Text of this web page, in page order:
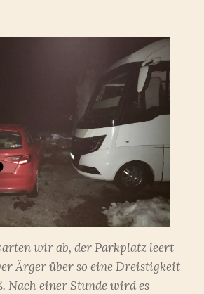
wir ab, der Parkplatz leert
Ärger über so eine Dreistigkeit
Nach einer Stunde wird es